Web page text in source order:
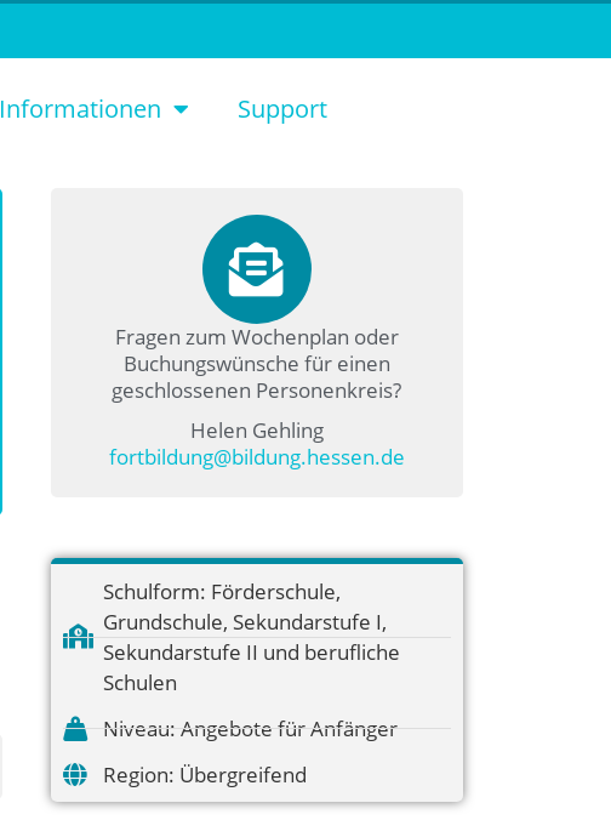
Informationen Support
Fragen zum Wochenplan oder
Buchungswünsche für einen
geschlossenen Personenkreis?
Helen Gehling
fortbildung@bildung.hessen.de
Schulform: Förderschule,
Grundschule, Sekundarstufe I,
Sekundarstufe II und berufliche
Schulen
Niveau: Angebote für Anfänger
Region: Übergreifend